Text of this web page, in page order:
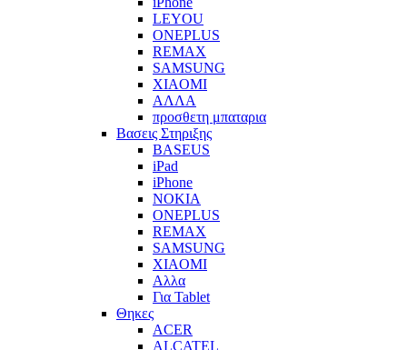
LEYOU
ONEPLUS
REMAX
SAMSUNG
XIAOMI
ΑΛΛΑ
προσθετη μπαταρια
Βασεις Στηριξης
BASEUS
iPad
iPhone
NOKIA
ONEPLUS
REMAX
SAMSUNG
XIAOMI
Αλλα
Για Tablet
Θηκες
ACER
ALCATEL